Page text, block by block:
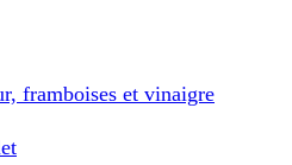
framboises et vinaigre